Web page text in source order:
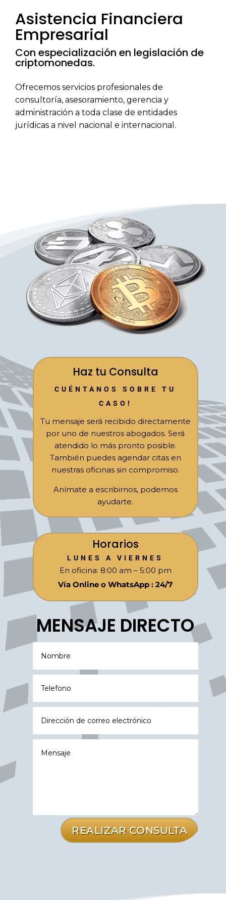
Asistencia Financiera
Empresarial
Con especialización en legislación de
criptomonedas.
Ofrecemos servicios profesionales de
consultoría, asesoramiento, gerencia y
administración a toda clase de entidades
jurídicas a nivel nacional e internacional.
Haz tu Consulta
CUÉNTANOS SOBRE TU
CASO!
Tu mensaje será recibido directamente
por uno de nuestros abogados. Será
atendido lo más pronto posible.
También puedes agendar citas en
nuestras oficinas sin compromiso.
Anímate a escribirnos, podemos
ayudarte.
Horarios
LUNES A VIERNES
En oficina: 8:00 am – 5:00 pm
Vía Online o WhatsApp : 24/7
MENSAJE DIRECTO
REALIZAR CONSULTA